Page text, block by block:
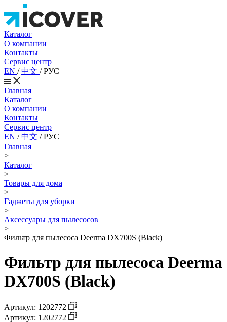
Каталог
О компании
Контакты
Сервис центр
EN /中文 /РУС
Главная
Каталог
О компании
Контакты
Сервис центр
EN /中文 /РУС
Главная
>
Каталог
>
Товары для дома
>
Гаджеты для уборки
>
Аксессуары для пылесосов
>
Фильтр для пылесоса Deerma DX700S (Black)
Фильтр для пылесоса Deerma
DX700S (Black)
Артикул: 1202772
Артикул: 1202772